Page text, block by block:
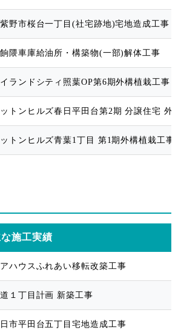
野市桜台一丁目(社宅跡地)宅地造成工事
隈車庫給油所・構築物(一部)解体工事
ランドシティ照葉OP第6期外構植栽工事
トンヒルズ春日平田台第2期 分譲住宅 外
トンヒルズ青葉1丁目 第1期外構植栽工事
施工実績
ハウスふれあい移転改築工事
１丁目計画 新築工事
市平田台五丁目宅地造成工事